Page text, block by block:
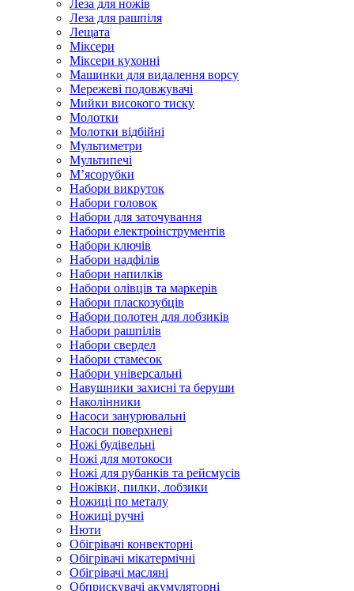
Леза для ножів
Леза для рашпіля
Лещата
Міксери
Міксери кухонні
Машинки для видалення ворсу
Мережеві подовжувачі
Мийки високого тиску
Молотки
Молотки відбійні
Мультиметри
Мультипечі
М’ясорубки
Набори викруток
Набори головок
Набори для заточування
Набори електроінструментів
Набори ключів
Набори надфілів
Набори напилків
Набори олівців та маркерів
Набори пласкозубців
Набори полотен для лобзиків
Набори рашпілів
Набори свердел
Набори стамесок
Набори універсальні
Навушники захисні та беруши
Наколінники
Насоси занурювальні
Насоси поверхневі
Ножі будівельні
Ножі для мотокоси
Ножі для рубанків та рейсмусів
Ножівки, пилки, лобзики
Ножиці по металу
Ножиці ручні
Нюти
Обігрівачі конвекторні
Обігрівачі мікатермічні
Обігрівачі масляні
Обприскувачі акумуляторні